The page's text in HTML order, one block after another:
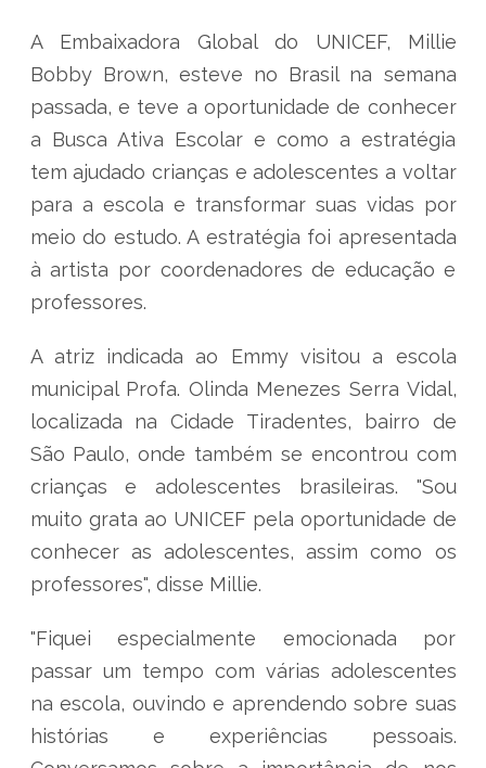
A Embaixadora Global do UNICEF, Millie
Bobby Brown, esteve no Brasil na semana
passada, e teve a oportunidade de conhecer
a Busca Ativa Escolar e como a estratégia
tem ajudado crianças e adolescentes a voltar
para a escola e transformar suas vidas por
meio do estudo. A estratégia foi apresentada
à artista por coordenadores de educação e
professores.
A atriz indicada ao Emmy visitou a escola
municipal Profa. Olinda Menezes Serra Vidal,
localizada na Cidade Tiradentes, bairro de
São Paulo, onde também se encontrou com
crianças e adolescentes brasileiras. "Sou
muito grata ao UNICEF pela oportunidade de
conhecer as adolescentes, assim como os
professores", disse Millie.
"Fiquei especialmente emocionada por
passar um tempo com várias adolescentes
na escola, ouvindo e aprendendo sobre suas
histórias e experiências pessoais.